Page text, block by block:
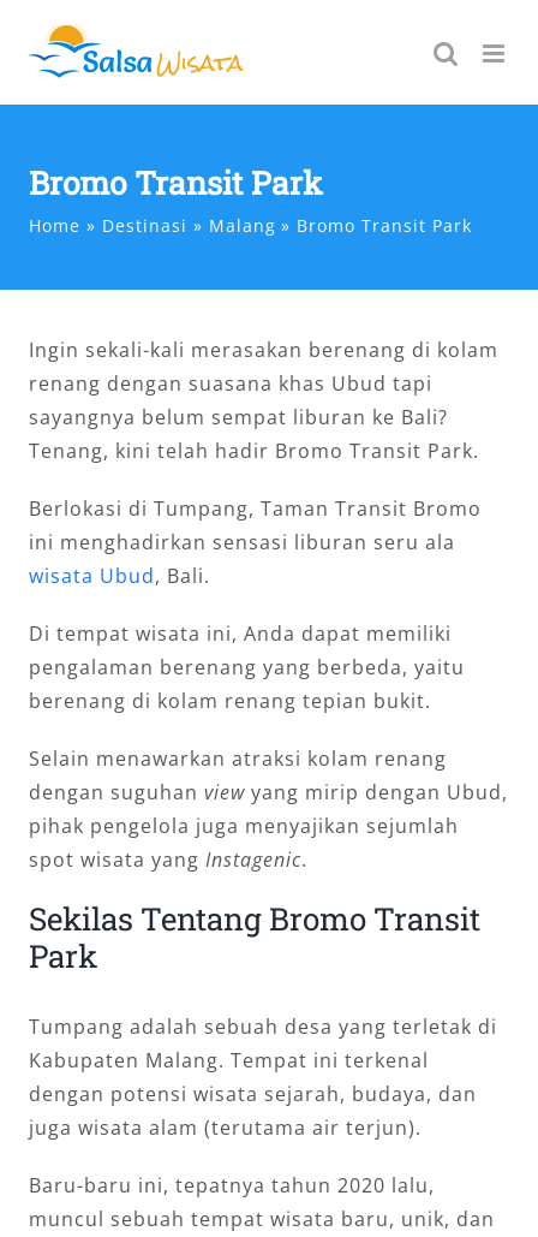
content
Bromo Transit Park
Home Destinasi Malang Bromo Transit Park
Ingin sekali-kali merasakan berenang di kolam
renang dengan suasana khas Ubud tapi
sayangnya belum sempat liburan ke Bali?
Tenang, kini telah hadir Bromo Transit Park.
Berlokasi di Tumpang, Taman Transit Bromo
ini menghadirkan sensasi liburan seru ala
wisata Ubud, Bali.
Di tempat wisata ini, Anda dapat memiliki
pengalaman berenang yang berbeda, yaitu
berenang di kolam renang tepian bukit.
Selain menawarkan atraksi kolam renang
dengan suguhan view yang mirip dengan Ubud,
pihak pengelola juga menyajikan sejumlah
spot wisata yang Instagenic.
Sekilas Tentang Bromo Transit
Park
Tumpang adalah sebuah desa yang terletak di
Kabupaten Malang. Tempat ini terkenal
dengan potensi wisata sejarah, budaya, dan
juga wisata alam (terutama air terjun).
Baru-baru ini, tepatnya tahun 2020 lalu,
muncul sebuah tempat wisata baru, unik, dan